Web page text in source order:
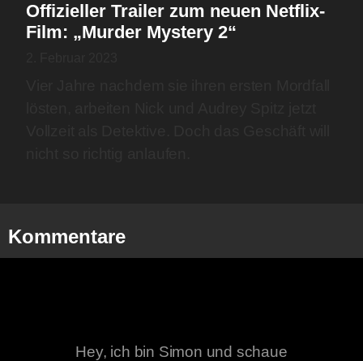
Offizieller Trailer zum neuen Netflix-
Film: „Murder Mystery 2“
Kommentare
Hey, ich bin Simon und schaue